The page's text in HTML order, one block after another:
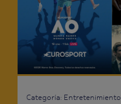
Categoría: Entretenimiento